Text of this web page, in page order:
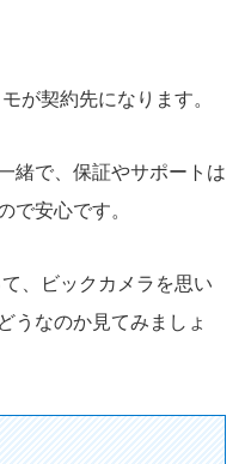
が契約先になります。
緒で、保証やサポートは
で安心です。
、ビックカメラを思い
うなのか見てみましょ